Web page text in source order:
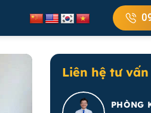
Liên hệ tư vấn
PHÒNG